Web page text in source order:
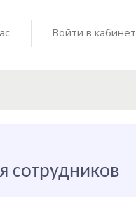
работыВойти в кабинет
сотрудников